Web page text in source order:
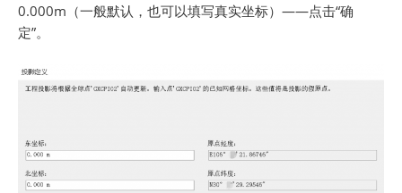
0.000m（一般默认，也可以填写真实坐标）——点击“确
定”。